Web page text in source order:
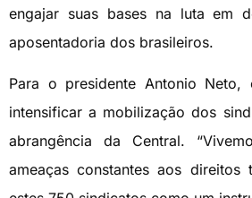
engajar suas bases na luta em
aposentadoria dos brasileiros.
Para o presidente Antonio Neto,
intensificar a mobilização dos
abrangência da Central.
ameaças constantes aos direitos